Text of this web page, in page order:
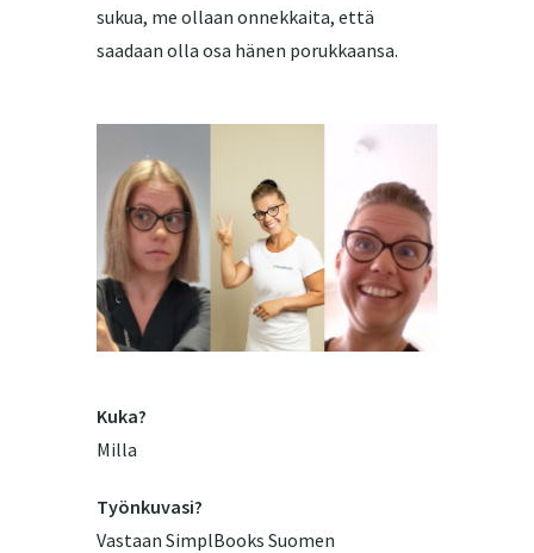
sukua, me ollaan onnekkaita, että
saadaan olla osa hänen porukkaansa.
Kuka?
Milla
Työnkuvasi?
Vastaan SimplBooks Suomen